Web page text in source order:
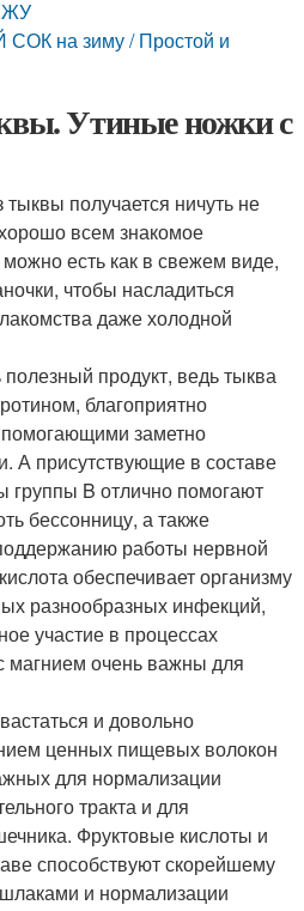
на зиму / Простой и
Утиные ножки с
получается ничуть не
всем знакомое
есть как в свежем виде,
чтобы насладиться
даже холодной
продукт, ведь тыква
благоприятно
заметно
А присутствующие в составе
группы B отлично помогают
бессонницу, а также
работы нервной
обеспечивает организму
разнообразных инфекций,
участие в процессах
магнием очень важны для
и довольно
ценных пищевых волокон
для нормализации
тракта и для
Фруктовые кислоты и
способствуют скорейшему
и нормализации